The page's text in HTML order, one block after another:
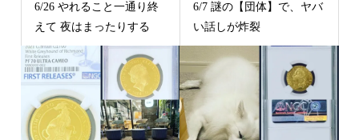
6/26 やれること一通り終
えて 夜はまったりする
6/7 謎の【団体】で、ヤバ
い話しが炸裂